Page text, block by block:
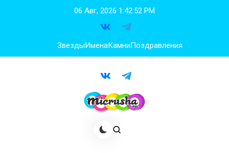
06 Авг, 2026 1:42:54 PM
ЗвездыИменаКамниПоздравления